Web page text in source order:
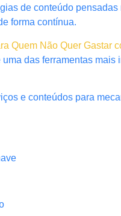
de conteúdo
forma contínua.
Quem Não Quer Gastar
das ferramentas
e conteúdos para